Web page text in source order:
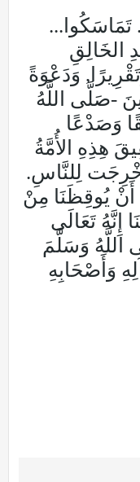
تَمَاسَكُوا...
الخَالِقِ
وَدَعْوَةً
-صَلَّى اللَّهُ
وَصَدْعًا
هِذِهِ الأُمَّةُ
لِلنَّاسِ.
أَنْ يُوقِظَنَا مِنْ
إِنَّهُ تَعَالَى
وَسَلَّمَ
وَأَصْحَابِهِ